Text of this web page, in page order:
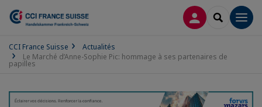
CONNEXION
CCI France Suisse
Actualités
Le Marché d’Anne-Sophie Pic: hommage à ses partenaires de
papilles